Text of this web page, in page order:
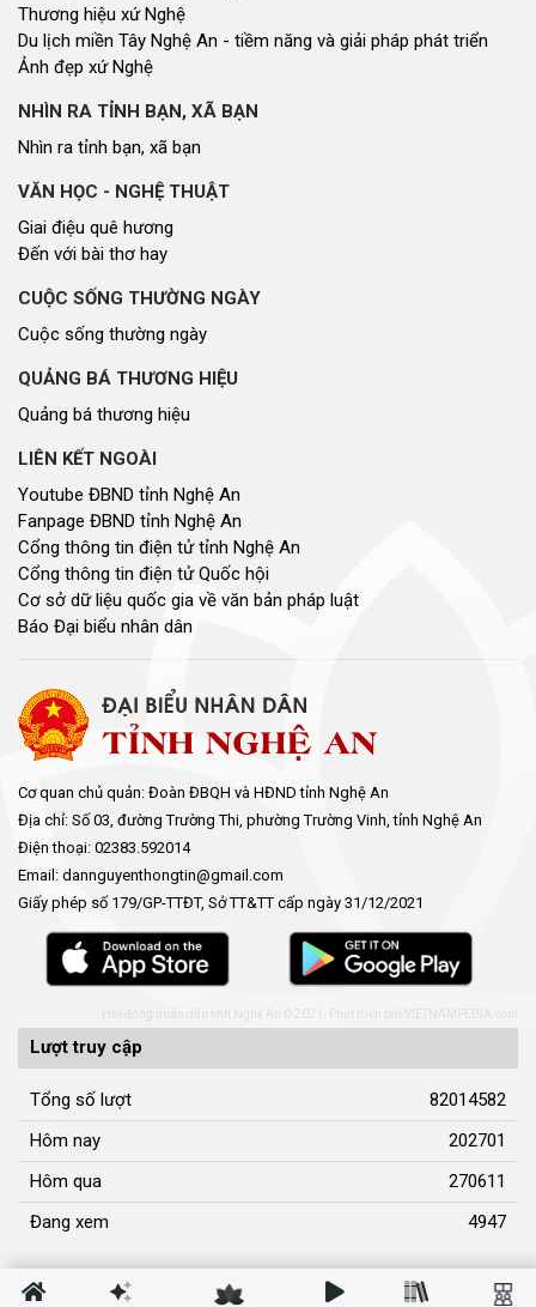
Thương hiệu xứ Nghệ
Du lịch miền Tây Nghệ An - tiềm năng và giải pháp phát triển
Ảnh đẹp xứ Nghệ
NHÌN RA TỈNH BẠN, XÃ BẠN
Nhìn ra tỉnh bạn, xã bạn
VĂN HỌC - NGHỆ THUẬT
Giai điệu quê hương
Đến với bài thơ hay
CUỘC SỐNG THƯỜNG NGÀY
Cuộc sống thường ngày
QUẢNG BÁ THƯƠNG HIỆU
Quảng bá thương hiệu
LIÊN KẾT NGOÀI
Youtube ĐBND tỉnh Nghệ An
Fanpage ĐBND tỉnh Nghệ An
Cổng thông tin điện tử tỉnh Nghệ An
Cổng thông tin điện tử Quốc hội
Cơ sở dữ liệu quốc gia về văn bản pháp luật
Báo Đại biểu nhân dân
Cơ quan chủ quản: Đoàn ĐBQH và HĐND tỉnh Nghệ An
Địa chỉ: Số 03, đường Trường Thi, phường Trường Vinh, tỉnh Nghệ An
Điện thoại: 02383.592014
Email: dannguyenthongtin@gmail.com
Giấy phép số 179/GP-TTĐT, Sở TT&TT cấp ngày 31/12/2021
Hội đồng nhân dân tỉnh Nghệ An © 2021. Phát triển bởi
Lượt truy cập
Tổng số lượt
82014582
Hôm nay
202701
Hôm qua
270611
Đang xem
4947